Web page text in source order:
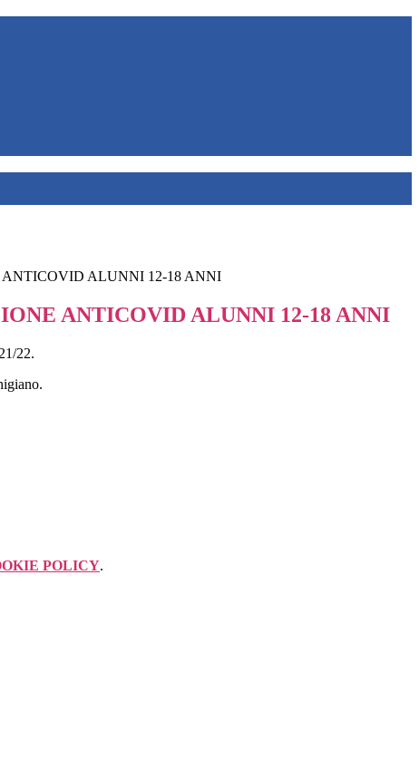
ALUNNI 12-18 ANNI
ANTICOVID ALUNNI 12-18 ANNI
22.
POLICY.